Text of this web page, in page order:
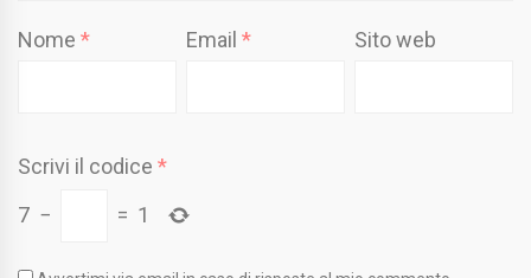
Nome * Email* Sito web
Scrivi il codice *
7 − = 1